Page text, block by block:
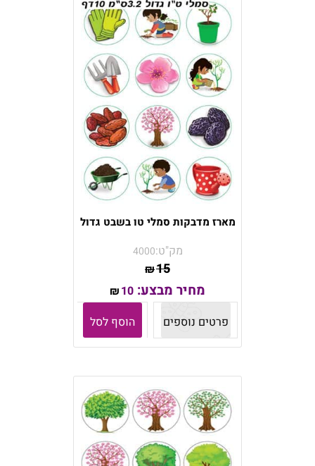
מארז מדבקות סמלי טו בשבט גדול
מק"ט:4000
₪15
מחיר מבצע: ₪10
פרטים נוספים
הוסף לסל